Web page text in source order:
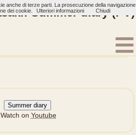
Summer diary (PV)
Summer diary
Watch on Youtube
anche di terze parti. La prosecuzione della navigazione
dei cookie.
Ulteriori informazioni Chiudi